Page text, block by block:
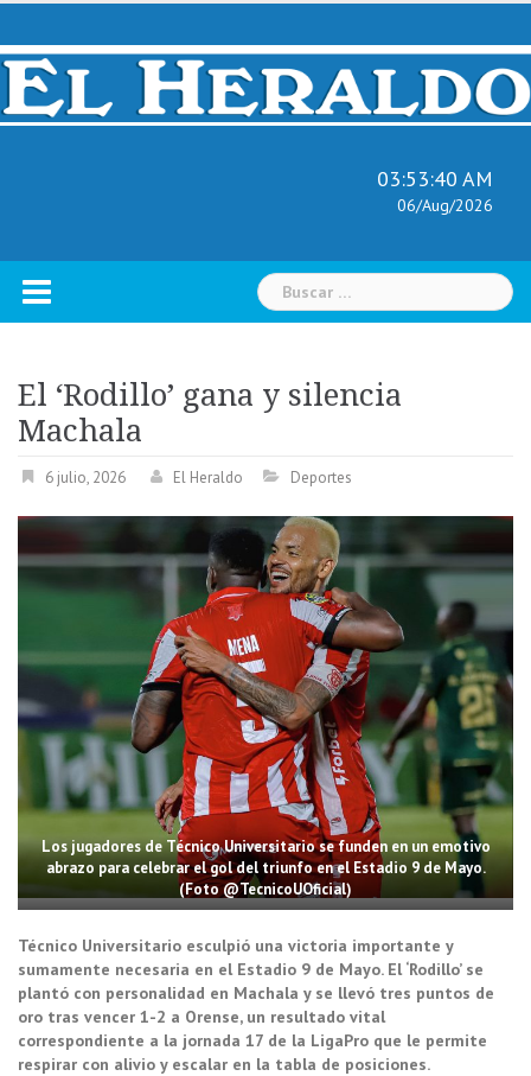
Skip
content
03:53:40 AM
06/Aug/2026
Buscar:
El ‘Rodillo’ gana y silencia
Machala
6 julio, 2026 El Heraldo Deportes
Los jugadores de Técnico Universitario se funden en un emotivo
abrazo para celebrar el gol del triunfo en el Estadio 9 de Mayo.
(Foto @TecnicoUOficial)
Técnico Universitario esculpió una victoria importante y
sumamente necesaria en el Estadio 9 de Mayo. El ‘Rodillo’ se
plantó con personalidad en Machala y se llevó tres puntos de
oro tras vencer 1-2 a Orense, un resultado vital
correspondiente a la jornada 17 de la LigaPro que le permite
respirar con alivio y escalar en la tabla de posiciones.